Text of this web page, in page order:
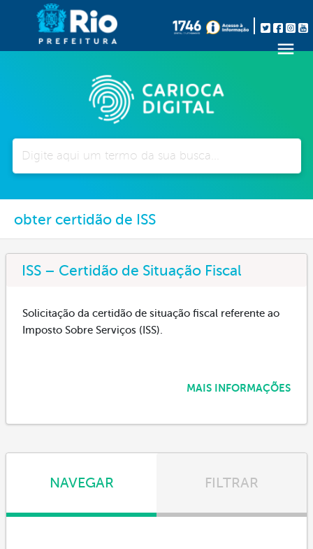
obter certidão de ISS
ISS – Certidão de Situação Fiscal
Solicitação da certidão de situação fiscal referente ao
Imposto Sobre Serviços (ISS).
MAIS INFORMAÇÕES
NAVEGAR FILTRAR